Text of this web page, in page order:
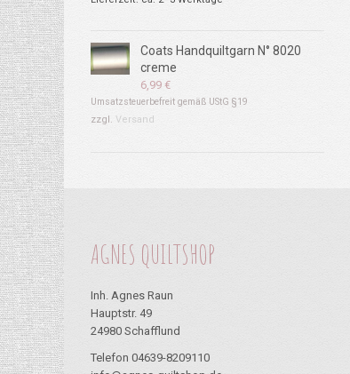
Coats Handquiltgarn N° 8020
creme
6,99 €
Umsatzsteuerbefreit gemäß UStG §19
zzgl. Versand
AGNES QUILTSHOP
Inh. Agnes Raun
Hauptstr. 49
24980 Schafflund
Telefon 04639-8209110